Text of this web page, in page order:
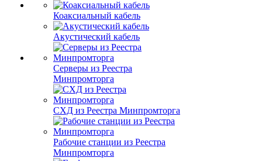
Коаксиальный кабель
Акустический кабель
Серверы из Реестра
Минпромторга
СХД из Реестра Минпромторга
Рабочие станции из Реестра
Минпромторга